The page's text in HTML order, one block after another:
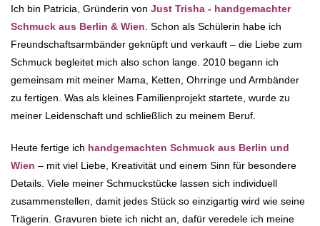
Ich bin Patricia, Gründerin von Just Trisha - handgemachter
Schmuck aus Berlin & Wien . Schon als Schülerin habe ich
Freundschaftsarmbänder geknüpft und verkauft – die Liebe zum
Schmuck begleitet mich also schon lange. 2010 begann ich
gemeinsam mit meiner Mama, Ketten, Ohrringe und Armbänder
zu fertigen. Was als kleines Familienprojekt startete, wurde zu
meiner Leidenschaft und schließlich zu meinem Beruf.
Heute fertige ich handgemachten Schmuck aus Berlin und
Wien – mit viel Liebe, Kreativität und einem Sinn für besondere
Details. Viele meiner Schmuckstücke lassen sich individuell
zusammenstellen, damit jedes Stück so einzigartig wird wie seine
Trägerin. Gravuren biete ich nicht an, dafür veredele ich meine